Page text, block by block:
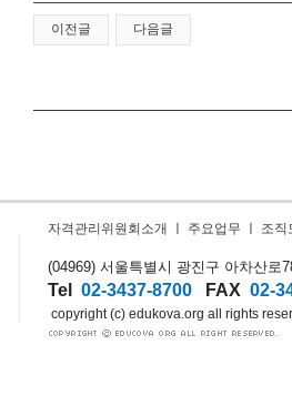
이전글 다음글
자격관리위원회소개 주요업무 조직
(04969) 서울특별시 광진구 아차산로
Tel 02-3437-8700 FAX 02-
copyright (c) edukova.org all rights